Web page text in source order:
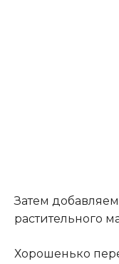
Затем
растительного
Хорошенько